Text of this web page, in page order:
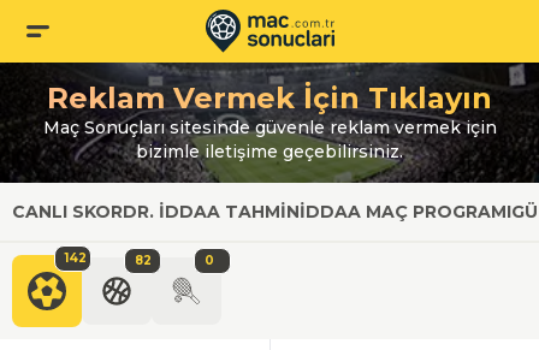
Reklam Vermek İçin Tıklayın
Maç Sonuçları sitesinde güvenle reklam vermek için
bizimle iletişime geçebilirsiniz.
CANLI SKORDR. İDDAA TAHMINİDDAA MAÇ PROGRAMI
142 82 0